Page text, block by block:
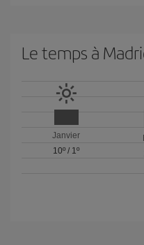
Le temps à
Janvier
10º / 1º